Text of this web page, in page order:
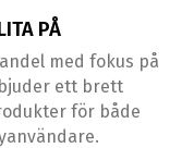
PÅ
med fokus på
ett brett
för både